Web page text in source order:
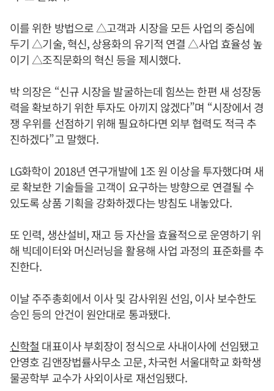
이를 위한 방법으로 △고객과 시장을 모든 사업의 중심에
두기 △기술, 혁신, 상용화의 유기적 연결 △사업 효율성 높
이기 △조직문화의 혁신 등을 제시했다.
박 의장은 “신규 시장을 발굴하는데 힘쓰는 한편 새 성장동
력을 확보하기 위한 투자도 아끼지 않겠다”며 “시장에서 경
쟁 우위를 선점하기 위해 필요하다면 외부 협력도 적극 추
진하겠다”고 말했다.
LG화학이 2018년 연구개발에 1조 원 이상을 투자했다며 새
로 확보한 기술들을 고객이 요구하는 방향으로 연결될 수
있도록 상품 기획을 강화하겠다는 방침도 내놓았다.
또 인력, 생산설비, 재고 등 자산을 효율적으로 운영하기 위
해 빅데이터와 머신러닝을 활용해 사업 과정의 표준화를 추
진한다.
이날 주주총회에서 이사 및 감사위원 선임, 이사 보수한도
승인 등의 안건이 원안대로 통과됐다.
신학철 대표이사 부회장이 정식으로 사내이사에 선임됐고
안영호 김앤장법률사무소 고문, 차국헌 서울대학교 화학생
물공학부 교수가 사외이사로 재선임됐다.